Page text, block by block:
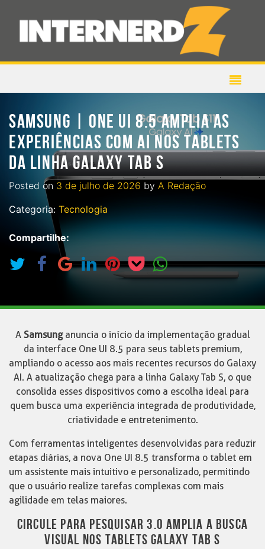
SAMSUNG | ONE UI 8.5 AMPLIA AS
EXPERIÊNCIAS COM AI NOS TABLETS
DA LINHA GALAXY TAB S
Posted on 3 de julho de 2026 by A Redação
Categoria: Tecnologia
Compartilhe:
A Samsunganuncia o início da implementação gradual
da interface One UI 8.5 para seus tablets premium,
ampliando o acesso aos mais recentes recursos do Galaxy
AI. A atualização chega para a linha Galaxy Tab S, o que
consolida esses dispositivos como a escolha ideal para
quem busca uma experiência integrada de produtividade,
criatividade e entretenimento.
Com ferramentas inteligentes desenvolvidas para reduzir
etapas diárias, a nova One UI 8.5 transforma o tablet em
um assistente mais intuitivo e personalizado, permitindo
que o usuário realize tarefas complexas com mais
agilidade em telas maiores.
CIRCULE PARA PESQUISAR 3.0 AMPLIA A BUSCA
VISUAL NOS TABLETS GALAXY TAB S